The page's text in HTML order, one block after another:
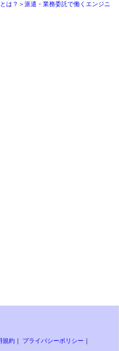
は？＞派遣・業務委託で働くエンジニ
規約 プライバシーポリシー